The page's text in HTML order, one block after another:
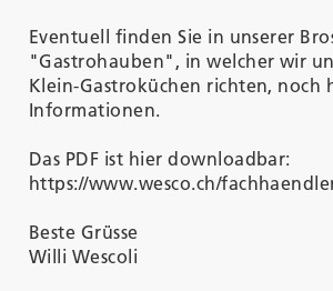
Eventuell finden Sie in unserer
"Gastrohauben", in welcher wir
Klein-Gastroküchen richten, noch
Informationen.
Das PDF ist hier downloadbar:
https://www.wesco.ch/
Beste Grüsse
Willi Wescoli